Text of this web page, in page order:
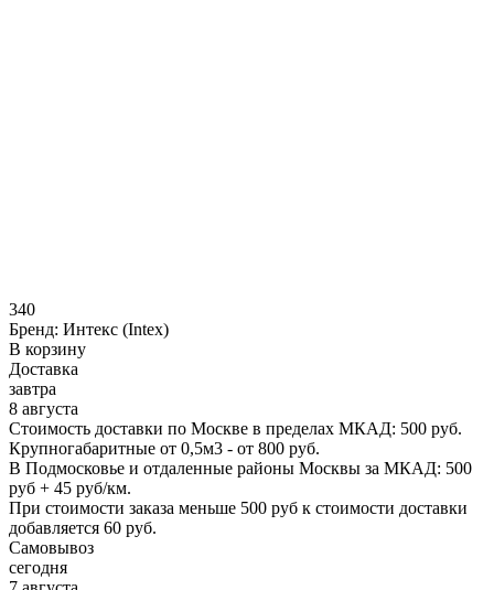
340
Бренд: Интекс (Intex)
В корзину
Доставка
завтра
8 августа
Стоимость доставки по Москве в пределах МКАД: 500 руб.
Крупногабаритные от 0,5м3 - от 800 руб.
В Подмосковье и отдаленные районы Москвы за МКАД: 500
руб + 45 руб/км.
При стоимости заказа меньше 500 руб к стоимости доставки
добавляется 60 руб.
Самовывоз
сегодня